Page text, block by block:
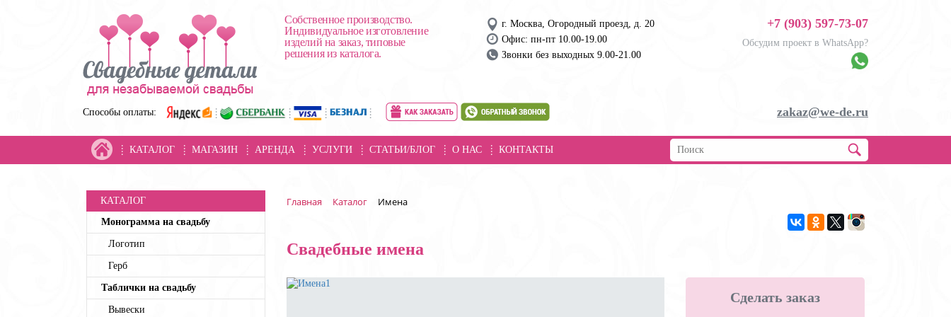
Собственное производство.
Индивидуальное изготовление
изделий на заказ, типовые
решения из каталога.
г. Москва, Огородный проезд, д. 20
Офис: пн-пт 10.00-19.00
Звонки без выходных 9.00-21.00
+7 (903) 597-73-07
Обсудим проект в WhatsApp?
Способы оплаты: zakaz@we-de.ru
КАТАЛОГ МАГАЗИН АРЕНДА УСЛУГИ СТАТЬИ/БЛОГ О НАС КОНТАКТЫ
КАТАЛОГ
Монограмма на свадьбу
Логотип
Герб
Таблички на свадьбу
Вывески
Главная Каталог Имена
Свадебные имена
Сделать заказ